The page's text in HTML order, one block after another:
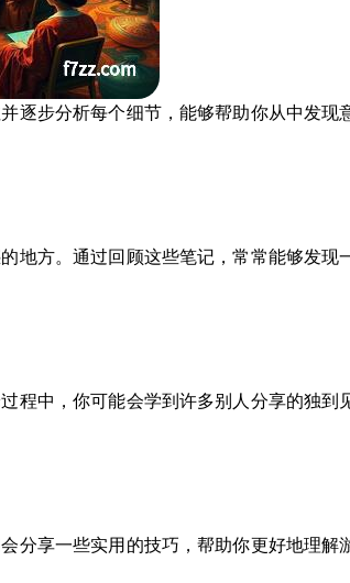
逐步分析每个细节，能够帮助你从中发现
地方。通过回顾这些笔记，常常能够发现
程中，你可能会学到许多别人分享的独到
分享一些实用的技巧，帮助你更好地理解